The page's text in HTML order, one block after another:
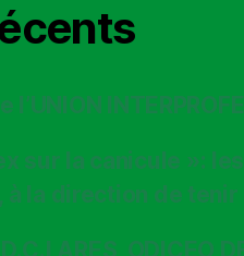
l’UNION
sur la canicule »:
la direction de
ARES, ODICEO